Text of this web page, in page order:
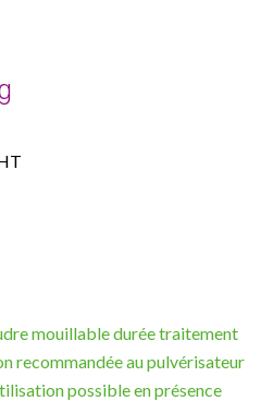
mouillable durée traitement
recommandée au pulvérisateur
possible en présence